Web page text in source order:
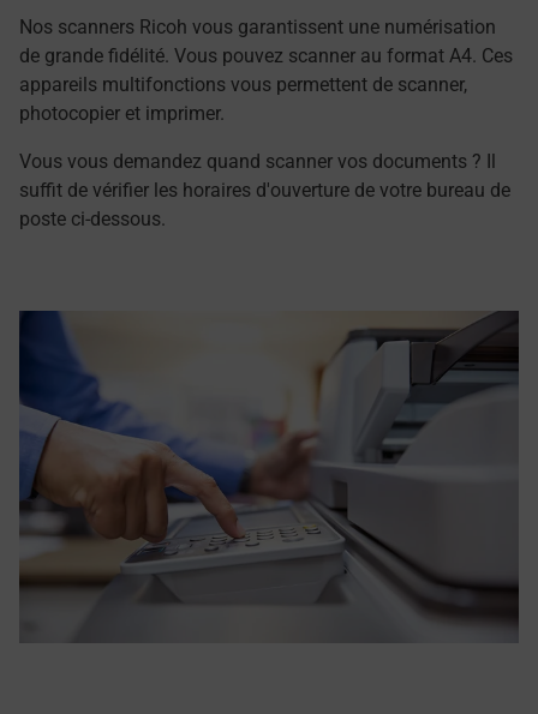
Nos scanners Ricoh vous garantissent une numérisation
de grande fidélité. Vous pouvez scanner au format A4. Ces
appareils multifonctions vous permettent de scanner,
photocopier et imprimer.
Vous vous demandez quand scanner vos documents ? Il
suffit de vérifier les horaires d'ouverture de votre bureau de
poste ci-dessous.